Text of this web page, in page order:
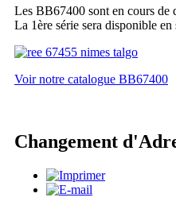
Les BB67400 sont en cours de
La 1ère série sera disponible en
Voir notre catalogue BB67400
Changement